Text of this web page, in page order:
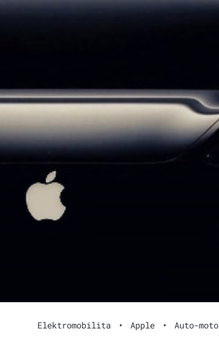
Elektromobilita • Apple • Auto-moto